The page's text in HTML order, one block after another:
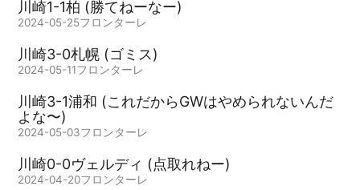
川崎1-1柏 (勝てねーなー)
2024-05-25フロンターレ
川崎3-0札幌 (ゴミス)
2024-05-11フロンターレ
川崎3-1浦和 (これだからGWはやめられないんだ
よな〜)
2024-05-03フロンターレ
川崎0-0ヴェルディ (点取れねー)
2024-04-20フロンターレ